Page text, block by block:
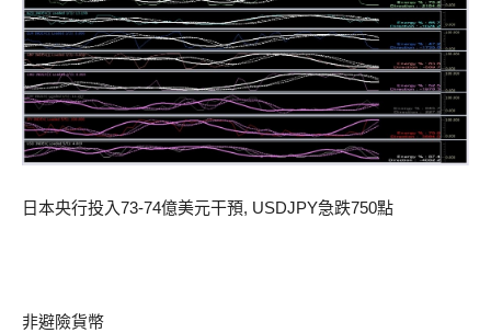
日本央行投入73-74億美元干預, USDJPY急跌750點
非避險貨幣